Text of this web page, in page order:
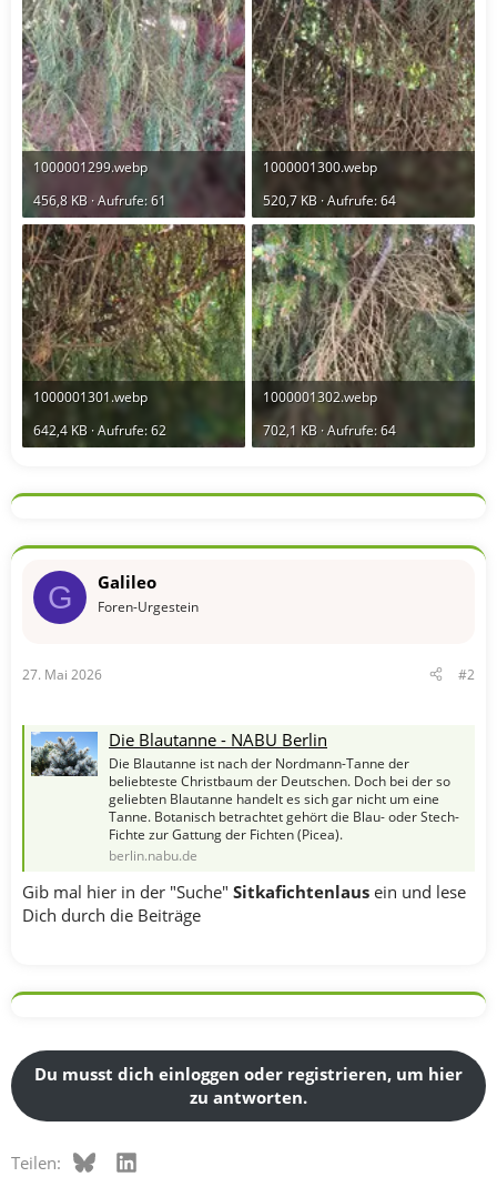
1000001299.webp
456,8 KB · Aufrufe: 61
1000001300.webp
520,7 KB · Aufrufe: 64
1000001301.webp
642,4 KB · Aufrufe: 62
1000001302.webp
702,1 KB · Aufrufe: 64
G Galileo
Foren-Urgestein
27. Mai 2026 #2
Die Blautanne - NABU Berlin
Die Blautanne ist nach der Nordmann-Tanne der
beliebteste Christbaum der Deutschen. Doch bei der so
geliebten Blautanne handelt es sich gar nicht um eine
Tanne. Botanisch betrachtet gehört die Blau- oder Stech-
Fichte zur Gattung der Fichten (Picea).
berlin.nabu.de
Gib mal hier in der "Suche" Sitkafichtenlaus ein und lese
Dich durch die Beiträge
Du musst dich einloggen oder registrieren, um hier
zu antworten.
Teilen: BlueskyLinkedIn